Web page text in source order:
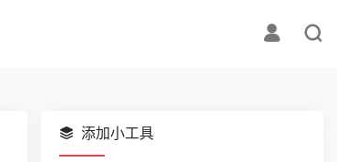
添加小工具